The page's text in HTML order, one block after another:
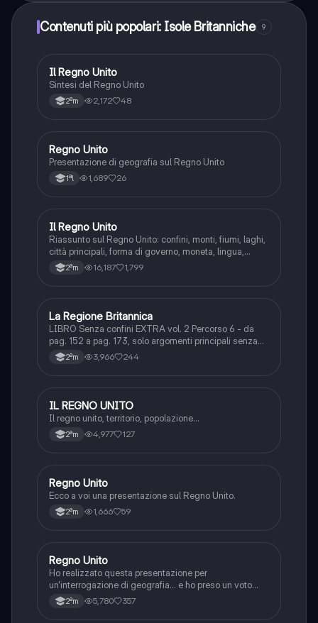
Contenuti più popolari: Isole Britanniche 9
Geografia
Il Regno Unito
Sintesi del Regno Unito
2ªm 2,172 48
Geografia
Regno Unito
Presentazione di geografia sul Regno Unito
1ªl 1,689 26
Geografia
Il Regno Unito
Riassunto sul Regno Unito: confini, monti, fiumi, laghi,
città principali, forma di governo, moneta, lingua,
religione, lavoro ed economia, settore primario,
secondario e terziario.
2ªm 16,187 1,799
Geografia
La Regione Britannica
LIBRO Senza confini EXTRA vol. 2 Percorso 6 - da
pag. 152 a pag. 173, solo argomenti principali senza
approfondimenti
2ªm 3,966 244
Geografia
IL REGNO UNITO
Il regno unito, territorio, popolazione...
2ªm 4,977 127
Geografia
Regno Unito
Ecco a voi una presentazione sul Regno Unito.
2ªm 1,666 59
Geografia
Regno Unito
Ho realizzato questa presentazione per
un'interrogazione di geografia... e ho preso un voto
alto, sono soddisfatta del mio lavoro. Spero sia utile
per lo studio!!,
2ªm 5,780 357